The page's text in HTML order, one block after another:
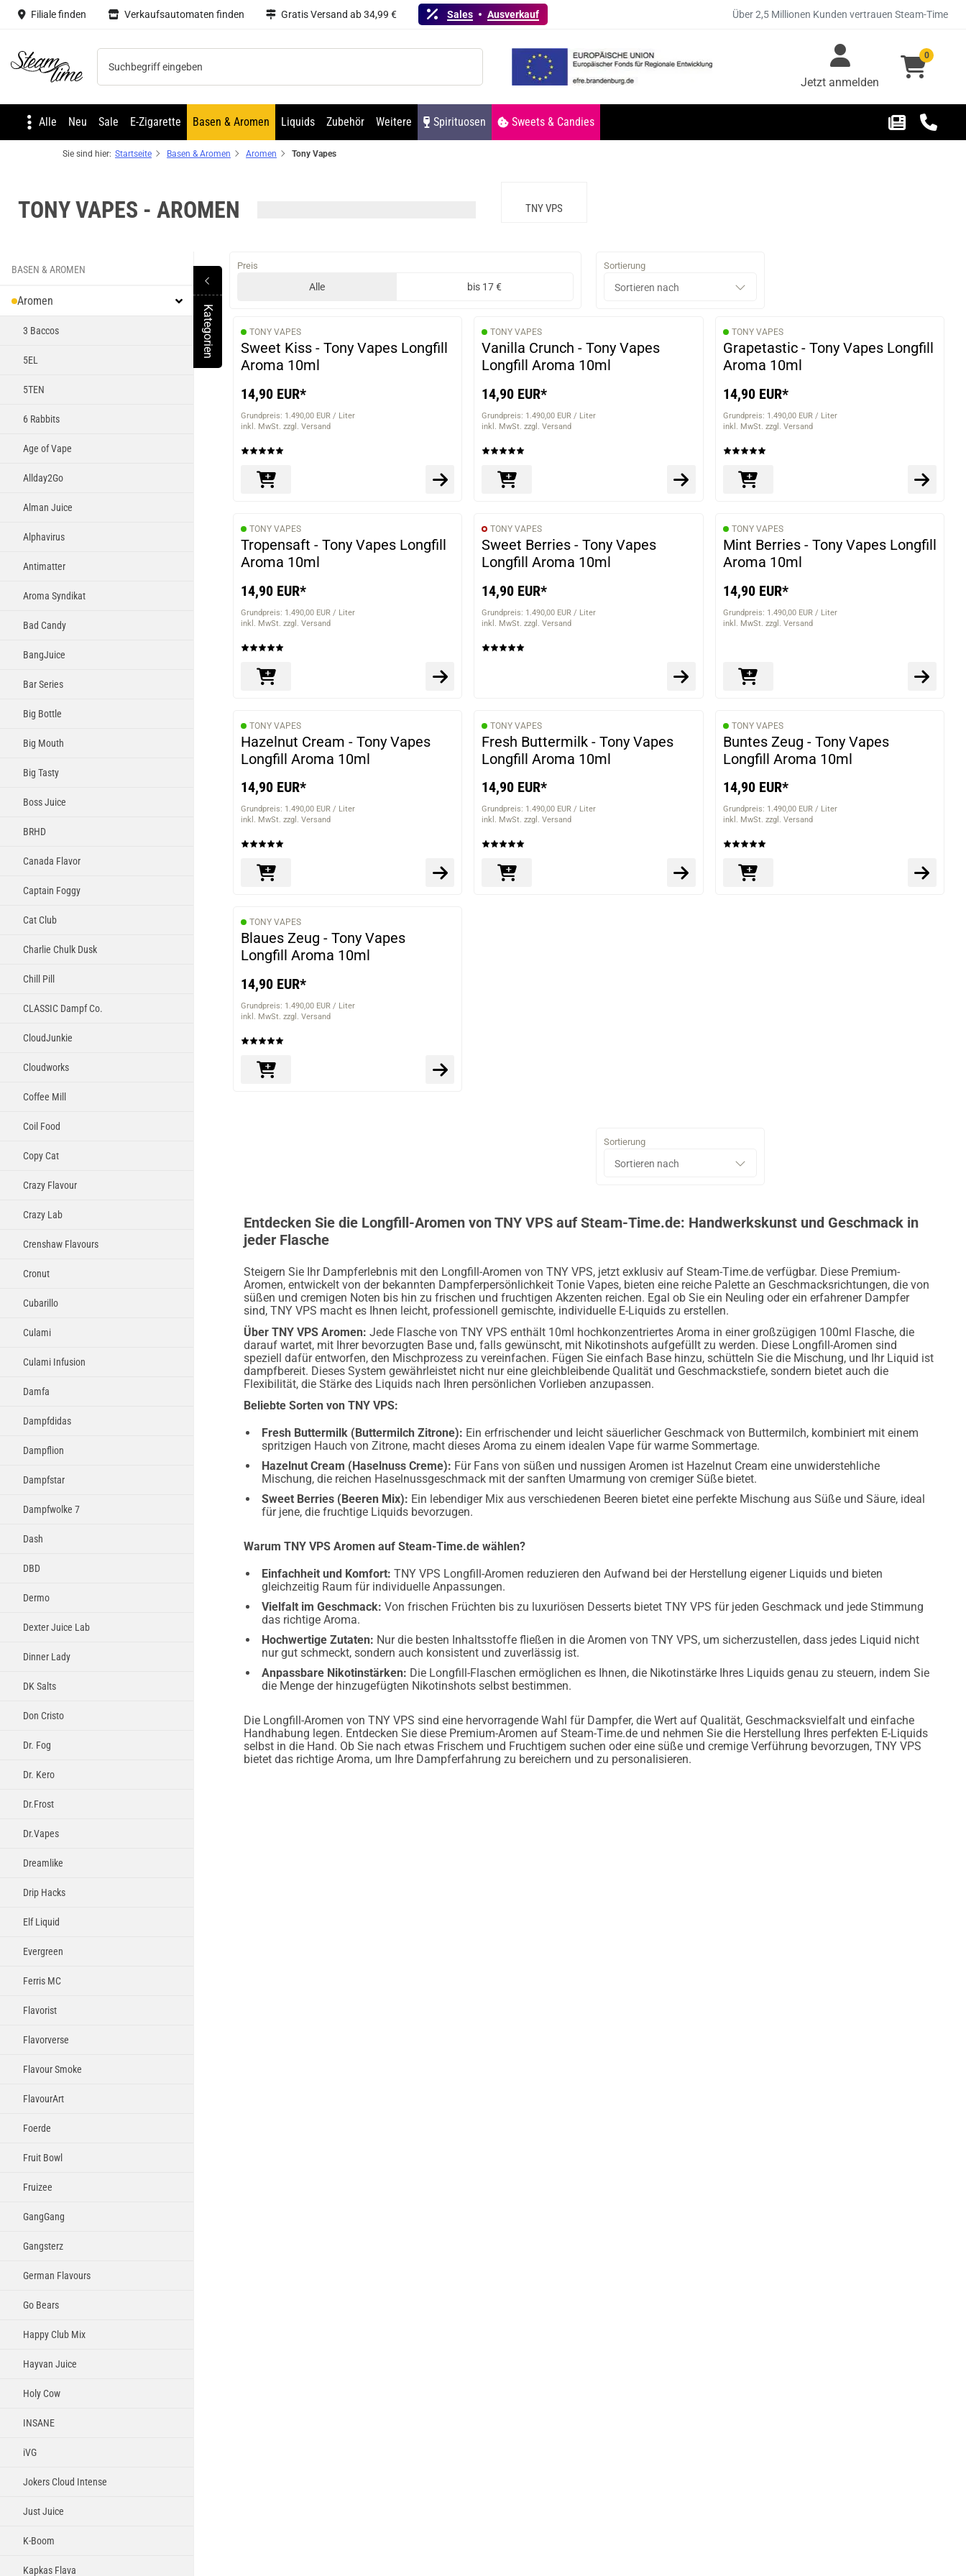
Filiale finden Verkaufsautomaten finden Gratis Versand ab 34,99 € Sales Ausverkauf Über 2,5 Millionen Kunden vertrauen Steam-Time
Steam time Jetzt anmelden
0
Alle Neu Sale E-Zigarette Basen & Aromen Liquids Zubehör Weitere Spirituosen Sweets & Candies
Sie sind hier: Startseite Basen & Aromen Aromen Tony Vapes
TONY VAPES - AROMEN TNY VPS
KategorienToggle Menu
BASEN & AROMEN
Aromen
3 Baccos
5EL
5TEN
6 Rabbits
Age of Vape
Allday2Go
Alman Juice
Alphavirus
Antimatter
Aroma Syndikat
Bad Candy
BangJuice
Bar Series
Big Bottle
Big Mouth
Big Tasty
Boss Juice
BRHD
Canada Flavor
Captain Foggy
Cat Club
Charlie Chulk Dusk
Chill Pill
CLASSIC Dampf Co.
CloudJunkie
Cloudworks
Coffee Mill
Coil Food
Copy Cat
Crazy Flavour
Crazy Lab
Crenshaw Flavours
Cronut
Cubarillo
Culami
Culami Infusion
Damfa
Dampfdidas
Dampflion
Dampfstar
Dampfwolke 7
Dash
DBD
Dermo
Dexter Juice Lab
Dinner Lady
DK Salts
Don Cristo
Dr. Fog
Dr. Kero
Dr.Frost
Dr.Vapes
Dreamlike
Drip Hacks
Elf Liquid
Evergreen
Ferris MC
Flavorist
Flavorverse
Flavour Smoke
FlavourArt
Foerde
Fruit Bowl
Fruizee
GangGang
Gangsterz
German Flavours
Go Bears
Happy Club Mix
Hayvan Juice
Holy Cow
INSANE
iVG
Jokers Cloud Intense
Just Juice
K-Boom
Kapkas Flava
Preis
Alle bis 17 €
Sortierung
TONY VAPES
Sweet Kiss - Tony Vapes Longfill
Aroma 10ml
14,90 EUR*
Grundpreis: 1.490,00 EUR / Liter
inkl. MwSt. zzgl. Versand
TONY VAPES
Vanilla Crunch - Tony Vapes
Longfill Aroma 10ml
14,90 EUR*
Grundpreis: 1.490,00 EUR / Liter
inkl. MwSt. zzgl. Versand
TONY VAPES
Grapetastic - Tony Vapes Longfill
Aroma 10ml
14,90 EUR*
Grundpreis: 1.490,00 EUR / Liter
inkl. MwSt. zzgl. Versand
TONY VAPES
Tropensaft - Tony Vapes Longfill
Aroma 10ml
14,90 EUR*
Grundpreis: 1.490,00 EUR / Liter
inkl. MwSt. zzgl. Versand
TONY VAPES
Sweet Berries - Tony Vapes
Longfill Aroma 10ml
14,90 EUR*
Grundpreis: 1.490,00 EUR / Liter
inkl. MwSt. zzgl. Versand
TONY VAPES
Mint Berries - Tony Vapes Longfill
Aroma 10ml
14,90 EUR*
Grundpreis: 1.490,00 EUR / Liter
inkl. MwSt. zzgl. Versand
TONY VAPES
Hazelnut Cream - Tony Vapes
Longfill Aroma 10ml
14,90 EUR*
Grundpreis: 1.490,00 EUR / Liter
inkl. MwSt. zzgl. Versand
TONY VAPES
Fresh Buttermilk - Tony Vapes
Longfill Aroma 10ml
14,90 EUR*
Grundpreis: 1.490,00 EUR / Liter
inkl. MwSt. zzgl. Versand
TONY VAPES
Buntes Zeug - Tony Vapes
Longfill Aroma 10ml
14,90 EUR*
Grundpreis: 1.490,00 EUR / Liter
inkl. MwSt. zzgl. Versand
TONY VAPES
Blaues Zeug - Tony Vapes
Longfill Aroma 10ml
14,90 EUR*
Grundpreis: 1.490,00 EUR / Liter
inkl. MwSt. zzgl. Versand
Sortierung
Entdecken Sie die Longfill-Aromen von TNY VPS auf Steam-Time.de: Handwerkskunst und Geschmack in
jeder Flasche
Steigern Sie Ihr Dampferlebnis mit den Longfill-Aromen von TNY VPS, jetzt exklusiv auf Steam-Time.de verfügbar. Diese Premium-
Aromen, entwickelt von der bekannten Dampferpersönlichkeit Tonie Vapes, bieten eine reiche Palette an Geschmacksrichtungen, die von
süßen und cremigen Noten bis hin zu frischen und fruchtigen Akzenten reichen. Egal ob Sie ein Neuling oder ein erfahrener Dampfer
sind, TNY VPS macht es Ihnen leicht, professionell gemischte, individuelle E-Liquids zu erstellen.
Über TNY VPS Aromen: Jede Flasche von TNY VPS enthält 10ml hochkonzentriertes Aroma in einer großzügigen 100ml Flasche, die
darauf wartet, mit Ihrer bevorzugten Base und, falls gewünscht, mit Nikotinshots aufgefüllt zu werden. Diese Longfill-Aromen sind
speziell dafür entworfen, den Mischprozess zu vereinfachen. Fügen Sie einfach Base hinzu, schütteln Sie die Mischung, und Ihr Liquid ist
dampfbereit. Dieses System gewährleistet nicht nur eine gleichbleibende Qualität und Geschmackstiefe, sondern bietet auch die
Flexibilität, die Stärke des Liquids nach Ihren persönlichen Vorlieben anzupassen.
Beliebte Sorten von TNY VPS:
Fresh Buttermilk (Buttermilch Zitrone): Ein erfrischender und leicht säuerlicher Geschmack von Buttermilch, kombiniert mit einem
spritzigen Hauch von Zitrone, macht dieses Aroma zu einem idealen Vape für warme Sommertage.
Hazelnut Cream (Haselnuss Creme): Für Fans von süßen und nussigen Aromen ist Hazelnut Cream eine unwiderstehliche
Mischung, die reichen Haselnussgeschmack mit der sanften Umarmung von cremiger Süße bietet.
Sweet Berries (Beeren Mix): Ein lebendiger Mix aus verschiedenen Beeren bietet eine perfekte Mischung aus Süße und Säure, ideal
für jene, die fruchtige Liquids bevorzugen.
Warum TNY VPS Aromen auf Steam-Time.de wählen?
Einfachheit und Komfort: TNY VPS Longfill-Aromen reduzieren den Aufwand bei der Herstellung eigener Liquids und bieten
gleichzeitig Raum für individuelle Anpassungen.
Vielfalt im Geschmack: Von frischen Früchten bis zu luxuriösen Desserts bietet TNY VPS für jeden Geschmack und jede Stimmung
das richtige Aroma.
Hochwertige Zutaten: Nur die besten Inhaltsstoffe fließen in die Aromen von TNY VPS, um sicherzustellen, dass jedes Liquid nicht
nur gut schmeckt, sondern auch konsistent und zuverlässig ist.
Anpassbare Nikotinstärken: Die Longfill-Flaschen ermöglichen es Ihnen, die Nikotinstärke Ihres Liquids genau zu steuern, indem Sie
die Menge der hinzugefügten Nikotinshots selbst bestimmen.
Die Longfill-Aromen von TNY VPS sind eine hervorragende Wahl für Dampfer, die Wert auf Qualität, Geschmacksvielfalt und einfache
Handhabung legen. Entdecken Sie diese Premium-Aromen auf Steam-Time.de und nehmen Sie die Herstellung Ihres perfekten E-Liquids
selbst in die Hand. Ob Sie nach etwas Frischem und Fruchtigem suchen oder eine süße und cremige Verführung bevorzugen, TNY VPS
bietet das richtige Aroma, um Ihre Dampferfahrung zu bereichern und zu personalisieren.